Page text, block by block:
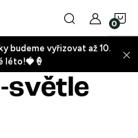
+
budeme vyřizovat až 10.
léto!🍓🍦
světle